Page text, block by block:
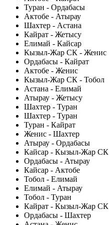
Туран - Ордабасы
Актобе - Атырау
Шахтер - Астана
Кайрат - Жетысу
Елимай - Кайсар
Кызыл-Жар СК - Женис
Ордабасы - Кайрат
Актобе - Женис
Кызыл-Жар СК - Тобол
Астана - Елимай
Атырау - Жетысу
Шахтер - Туран
Шахтер - Туран
Туран - Кайрат
Женис - Шахтер
Атырау - Ордабасы
Кайсар - Кызыл-Жар СК
Ордабасы - Атырау
Кайсар - Актобе
Тобол - Елимай
Елимай - Атырау
Тобол - Туран
Кайрат - Кызыл-Жар СК
Ордабасы - Шахтер